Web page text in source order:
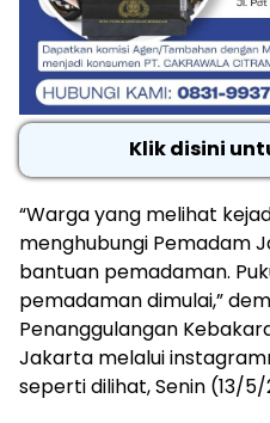
Klik disini
“Warga yang melihat
menghubungi Pemadam
bantuan pemadaman.
pemadaman dimulai,”
Penanggulangan
Jakarta melalui
seperti dilihat, Senin (13/